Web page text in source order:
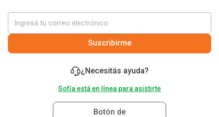
Suscribirme
¿Necesitás ayuda?
Sofía está en línea para asistirte
Botón de